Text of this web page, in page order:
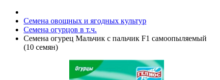
Семена овощных и ягодных культур
Семена огурцов в т.ч.
Семена огурец Мальчик с пальчик F1 самоопыляемый
(10 семян)